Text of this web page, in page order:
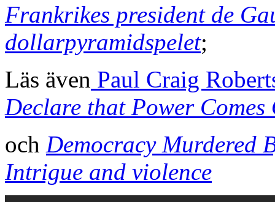
Frankrikes president de
dollarpyramidspelet;
Läs även Paul Craig
Declare that Power
och Democracy Murdered
Intrigue and violence